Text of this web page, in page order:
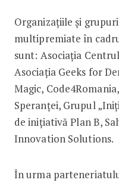
Organizațiile și
multipremiate în
sunt: Asociația
Asociaţia Geeks for
Magic,
Speranței, Grupul
de inițiativă Plan B,
Innovation Solutions.
În urma